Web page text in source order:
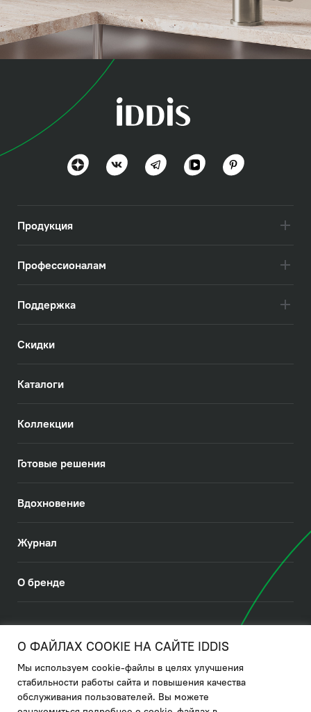
Рул (Rule)
Продукция
Профессионалам
Поддержка
Скидки
Каталоги
Коллекции
Готовые решения
Вдохновение
Журнал
О бренде
Политика в отношении использования файлов cookies
Политика обработки ПДн
О ФАЙЛАХ COOKIE НА САЙТЕ IDDIS
Мы используем cookie-файлы в целях улучшения
стабильности работы сайта и повышения качества
обслуживания пользователей. Вы можете